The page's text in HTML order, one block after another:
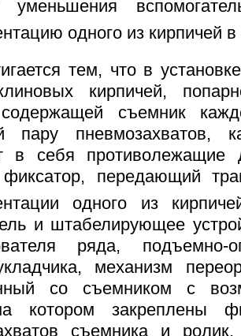
одного из кирпичей
тем, что в
кирпичей,
съемник
пару пневмозахватов,
в себя противолежащие
передающий
одного из
и штабелирующее
ряда, подъемно-
механизм
со съемником с
котором закреплены
съемника и